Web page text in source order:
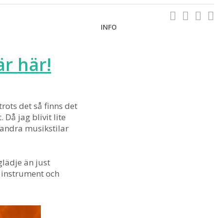
INFO
här!
det så finns det
Då jag blivit lite
musikstilar
än just
och